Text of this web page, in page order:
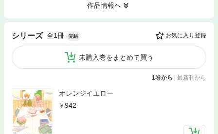
作品情報へ
シリーズ 全1冊 完結 お気に入り登録
未購入巻をまとめて買う
1巻から 最新刊から
オレンジイエロー
942